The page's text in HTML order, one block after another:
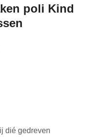
poli Kind
dié gedreven